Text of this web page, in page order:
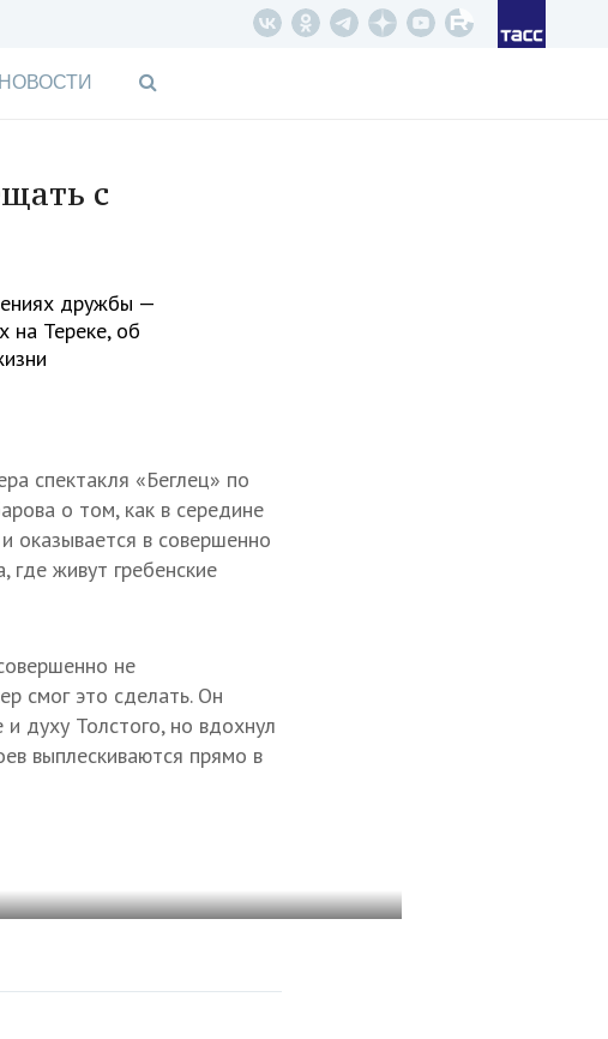
НОВОСТИ
с
дружбы —
на Тереке, об
спектакля «Беглец» по
о том, как в середине
оказывается в совершенно
живут гребенские
не
смог это сделать. Он
и духу Толстого, но вдохнул
выплескиваются прямо в